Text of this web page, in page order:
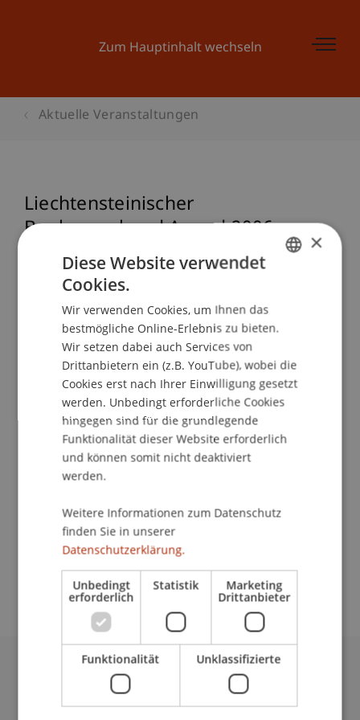
Zum Hauptinhalt wechseln
Aktuelle Veranstaltungen
Liechtensteinischer
Bankenverband Award 2006
School/Professur:
Institut für Finanzdienstleistungen
Projekte von Absolventinnen und Absolventen der
Bachelor- und Master-Studiengänge aus dem
Bereich Banking mit Bezügen zum Fürstentum
Liechtenstein
Veranstaltungsdetails
Kontakt
Universität Liechtenstein
Fürst-Franz-Josef-Strasse
×
Diese Website verwendet
Cookies.
Wir verwenden Cookies, um Ihnen das
bestmögliche Online-Erlebnis zu bieten.
Wir setzen dabei auch Services von
Drittanbietern ein (z.B. YouTube), wobei die
Cookies erst nach Ihrer Einwilligung gesetzt
werden. Unbedingt erforderliche Cookies
hingegen sind für die grundlegende
Funktionalität dieser Website erforderlich
und können somit nicht deaktiviert
werden.
Weitere Informationen zum Datenschutz
finden Sie in unserer
Datenschutzerklärung.
Unbedingt
erforderlich
Statistik Marketing
Drittanbieter
Funktionalität Unklassifizierte